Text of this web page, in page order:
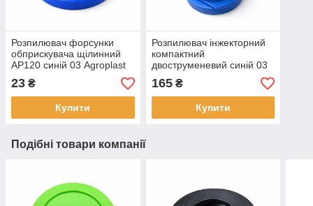
Розпилювач форсунки
обприскувача щілинний
AP120 синій 03 Agroplast
AP12003
23 ₴
Купити
Розпилювач інжекторний
компактний
двоструменевий синій 03
Agroplast Польща
165₴
Купити
Подібні товари компанії